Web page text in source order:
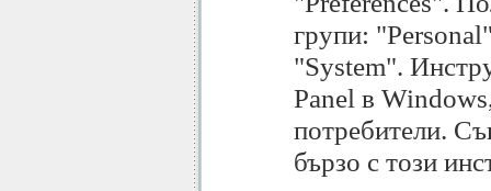
групи:
"System".
Panel в
потребители.
бързо с този